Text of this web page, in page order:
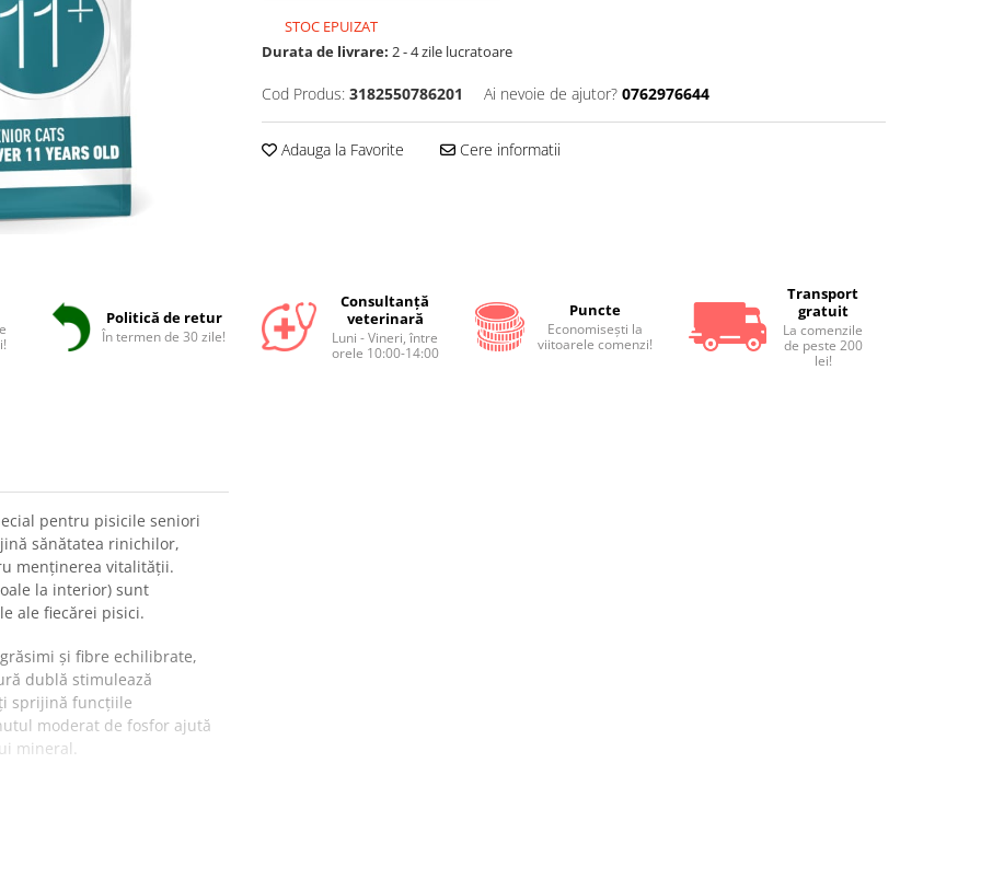
STOC EPUIZAT
Durata de livrare: 2 - 4 zile lucratoare
Cod Produs: 3182550786201 Ai nevoie de ajutor? 0762976644
Adauga la Favorite Cere informatii
Politică de retur
În termen de 30 zile!
Consultanță
veterinară
Luni - Vineri, între
orele 10:00-14:00
Puncte
Economiseşti la
viitoarele comenzi!
Transport
gratuit
La comenzile
de peste 200
lei!
pentru pisicile seniori
sănătatea rinichilor,
menținerea vitalității.
la interior) sunt
ale fiecărei pisici.
și fibre echilibrate,
dublă stimulează
sprijină funcțiile
moderat de fosfor ajută
mineral.
al pisicilor seniori.
optimă și susține starea
și acizi grași Omega-3.